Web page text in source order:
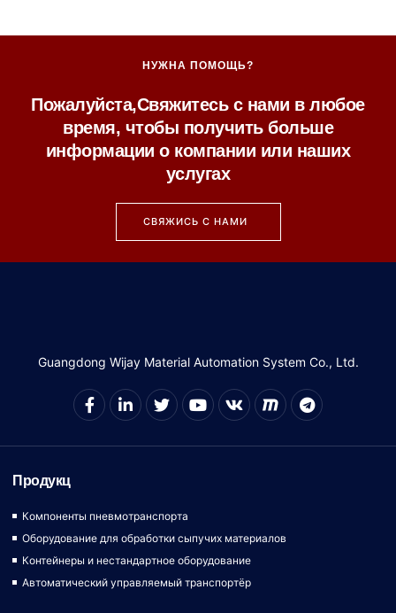
НУЖНА ПОМОЩЬ?
Пожалуйста,Свяжитесь с нами в любое
время, чтобы получить больше
информации о компании или наших
услугах
СВЯЖИСЬ С НАМИ
Guangdong Wijay Material Automation System Co., Ltd.
Продукц
Компоненты пневмотранспорта
Оборудование для обработки сыпучих материалов
Контейнеры и нестандартное оборудование
Автоматический управляемый транспортёр